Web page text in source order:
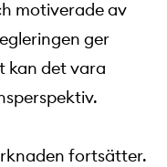
motiverade av
ger
kan det vara
fortsätter.